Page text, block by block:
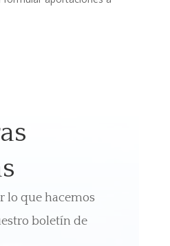
lo que hacemos
boletín de